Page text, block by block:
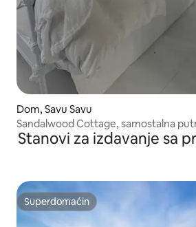
Dom, Savu Savu
Sandalwood Cottage, samostalna
Stanovi za izdavanje sa
Superdomaćin
Superdomaćin